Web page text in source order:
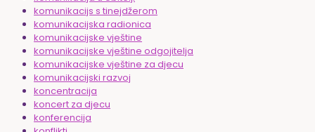
komunikacijs s tinejdžerom
komunikacijska radionica
komunikacijske vještine
komunikacijske vještine odgojitelja
komunikacijske vještine za djecu
komunikacijski razvoj
koncentracija
koncert za djecu
konferencija